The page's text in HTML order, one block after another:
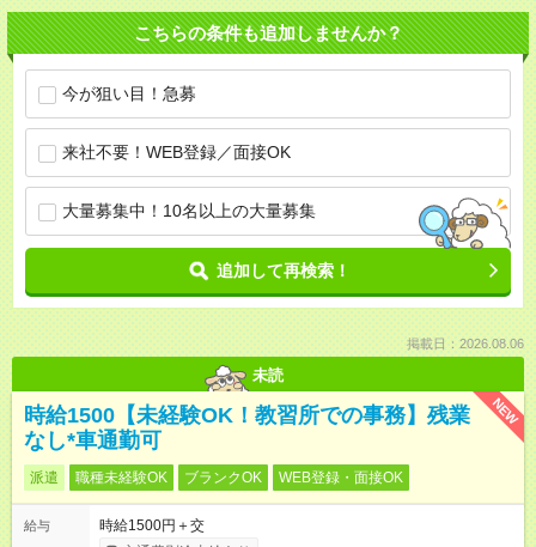
こちらの条件も追加しませんか？
今が狙い目！急募
来社不要！WEB登録／面接OK
大量募集中！10名以上の大量募集
追加して再検索！
掲載日：2026.08.06
未読
NEW
時給1500【未経験OK！教習所での事務】残業
なし*車通勤可
派遣 職種未経験OK ブランクOK WEB登録・面接OK
給与
時給1500円＋交